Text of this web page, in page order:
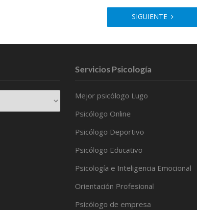
SIGUIENTE
Servicios Psicología
Mejor psicólogo Lugo
Psicólogo Online
Psicólogo Deportivo
Psicólogo Educativo
Psicología e Inteligencia Emocional
Orientación Profesional
Psicólogo de empresa